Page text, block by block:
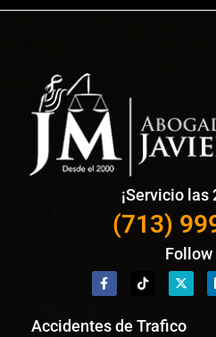
¡Servicio las
(713)
Follow
Accidentes de Trafico